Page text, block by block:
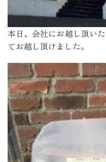
本日、会社にお越し頂い
てお越し頂けました。